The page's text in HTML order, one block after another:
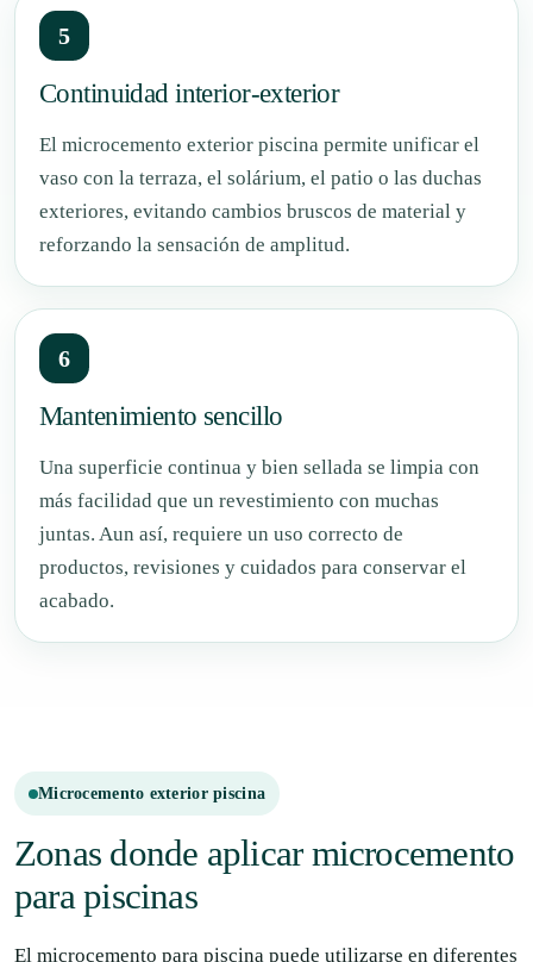
5
Continuidad interior-exterior
El microcemento exterior piscina permite unificar el
vaso con la terraza, el solárium, el patio o las duchas
exteriores, evitando cambios bruscos de material y
reforzando la sensación de amplitud.
6
Mantenimiento sencillo
Una superficie continua y bien sellada se limpia con
más facilidad que un revestimiento con muchas
juntas. Aun así, requiere un uso correcto de
productos, revisiones y cuidados para conservar el
acabado.
Microcemento exterior piscina
Zonas donde aplicar microcemento
para piscinas
El microcemento para piscina puede utilizarse en diferentes